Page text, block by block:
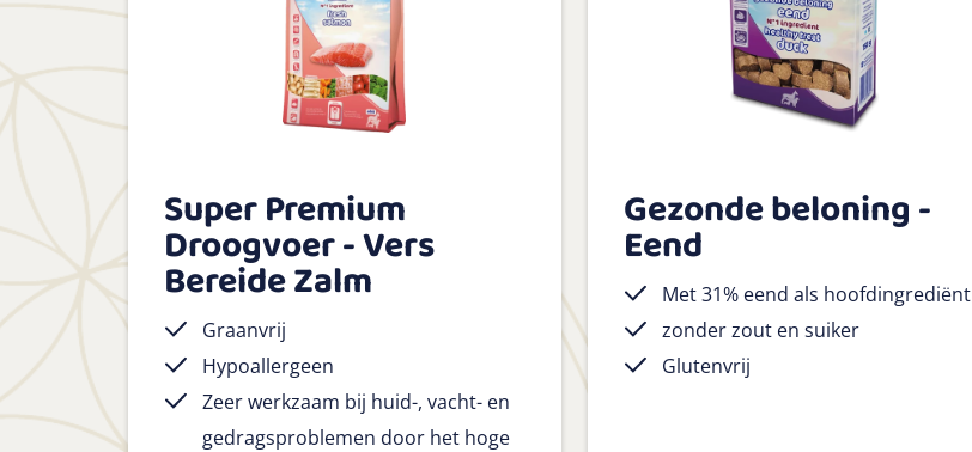
Super Premium
Droogvoer - Vers
Bereide Zalm
Graanvrij
Hypoallergeen
Zeer werkzaam bij huid-, vacht- en
gedragsproblemen door het hoge
Gezonde beloning -
Eend
Met 31% eend als hoofdingrediënt
zonder zout en suiker
Glutenvrij